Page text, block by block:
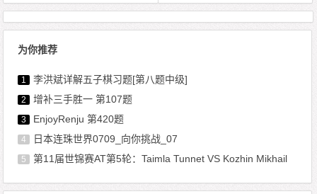
为你推荐
1 李洪斌详解五子棋习题[第八题中级]
2 增补三手胜一 第107题
3 EnjoyRenju 第420题
4 日本连珠世界0709_向你挑战_07
5 第11届世锦赛AT第5轮：Taimla Tunnet VS Kozhin Mikhail